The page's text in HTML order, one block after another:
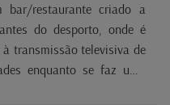
bar/restaurante criado a
do desporto, onde é
transmissão televisiva de
enquanto se faz uma